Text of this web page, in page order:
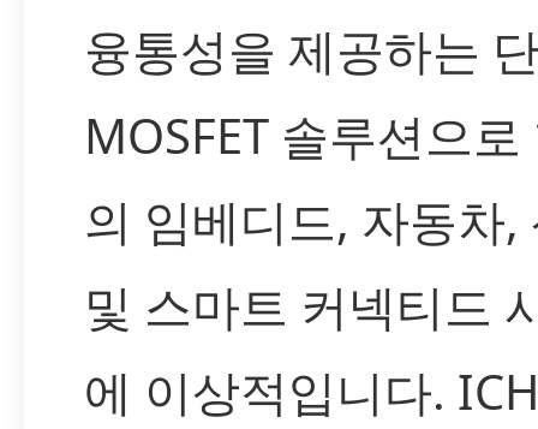
융통성을 제공하는
MOSFET 솔루션으
의 임베디드, 자동차,
및 스마트 커넥티드
에 이상적입니다.